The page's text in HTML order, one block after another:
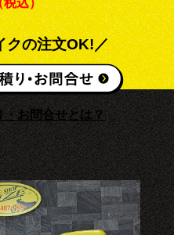
税込）
クの注文OK!／
お問合せとは？